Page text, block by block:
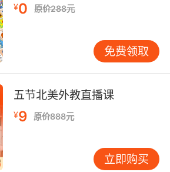
感状态时非常有用。通过掌握
更生动地描述生活中的变化。
法 Pass 还常出现在一些固定
在英语中非常常见。例如：
“去世”。 He passed away
（他在睡梦中安详地去
表示“晕倒”或“分发”。 She
（她因疲惫而晕倒
passed out the
师分发了工作表。） Pass by:
略”。 I passed by the store on
¥0 原价288元
免费领取
五节北美外教直播课
¥9 原价888元
立即购买